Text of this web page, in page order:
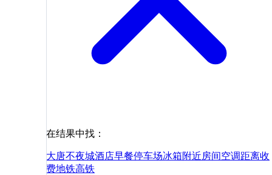
在结果中找：
大唐不夜城酒店早餐停车场冰箱附近房间空调距离收
费地铁高铁